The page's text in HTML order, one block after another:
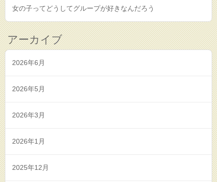
女の子ってどうしてグループが好きなんだろう
アーカイブ
2026年6月
2026年5月
2026年3月
2026年1月
2025年12月